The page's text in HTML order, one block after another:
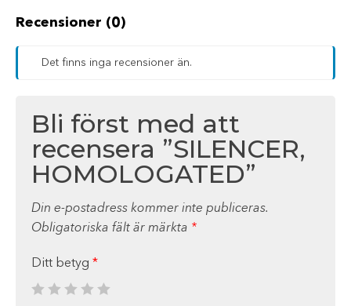
Recensioner (0)
Det finns inga recensioner än.
Bli först med att
recensera ”SILENCER,
HOMOLOGATED”
Din e-postadress kommer inte publiceras.
Obligatoriska fält är märkta *
Ditt betyg *